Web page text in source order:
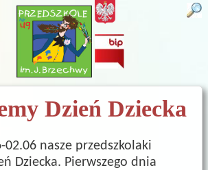
Dzień Dziecka
nasze przedszkolaki
Dziecka. Pierwszego dnia